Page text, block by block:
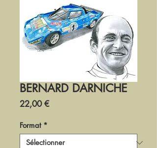
BERNARD DARNICHE
22,00 €Prix
Format *